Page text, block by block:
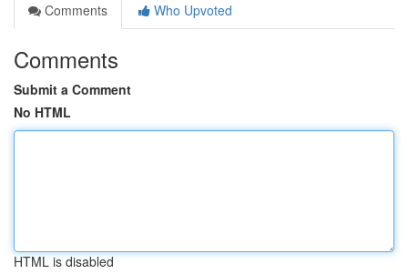
Comments
Who Upvoted
Comments
Submit a Comment
No HTML
HTML is disabled